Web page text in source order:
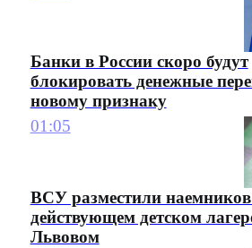
Банки в России скоро будут
блокировать денежные
новому признаку
01:05
ВСУ разместили
действующем детском
Львовом